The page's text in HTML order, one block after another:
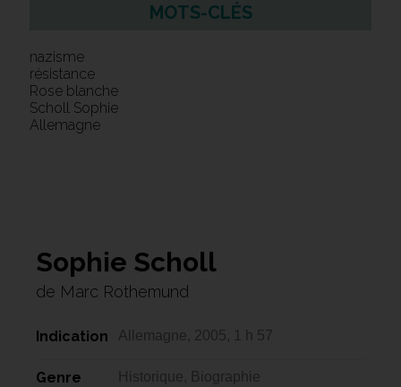
MOTS-CLÉS
nazisme
résistance
Rose blanche
Scholl Sophie
Allemagne
Sophie Scholl
de Marc Rothemund
Indication Allemagne, 2005, 1 h 57
Genre Historique, Biographie